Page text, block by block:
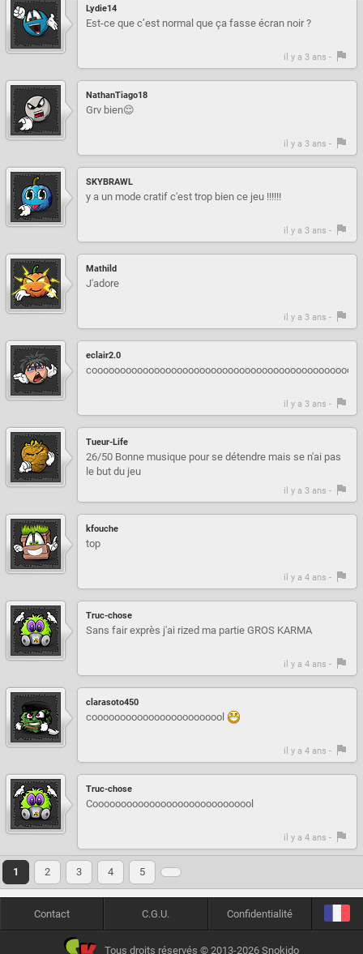
Lydie14
Est-ce que c’est normal que ça fasse écran noir ?
il y a 3 ans -
NathanTiago18
Grv bien😌
il y a 3 ans -
SKYBRAWL
y a un mode cratif c'est trop bien ce jeu !!!!!!
il y a 3 ans -
Mathild
J'adore
il y a 3 ans -
eclair2.0
il y a 3 ans -
Tueur-Life
26/50 Bonne musique pour se détendre mais se n'ai pas
le but du jeu
il y a 3 ans -
kfouche
top
il y a 4 ans -
Truc-chose
Sans fair exprès j'ai rized ma partie GROS KARMA
il y a 4 ans -
clarasoto450
coooooooooooooooooooooool
il y a 4 ans -
Truc-chose
Cooooooooooooooooooooooooooool
il y a 4 ans -
1 2 3 4 5
Contact C.G.U. Confidentialité
Tous droits réservés © 2013-2026 Snokido